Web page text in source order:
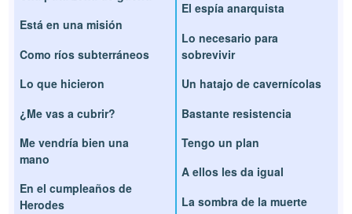
Está en una misión
Como ríos subterráneos
Lo que hicieron
¿Me vas a cubrir?
Me vendría bien una
mano
En el cumpleaños de
Herodes
El espía anarquista
Lo necesario para
sobrevivir
Un hatajo de cavernícolas
Bastante resistencia
Tengo un plan
A ellos les da igual
La sombra de la muerte